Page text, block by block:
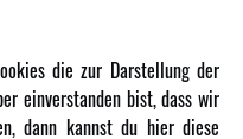
die zur Darstellung der
einverstanden bist, dass wir
dann kannst du hier diese